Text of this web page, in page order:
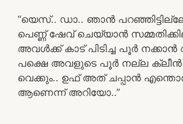
“യെസ്.. ഡാ.. ഞാൻ
പെണ്ണ് ഷേവ് ചെയ്യാൻ
അവൾക്ക് കാട് പിടിച്ച പൂർ
പക്ഷെ അവളുടെ പൂർ നല്ല ക്ലീൻ
വെക്കും.. ഉഫ് അത് ചപ്പാൻ
ആണെന്ന് അറിയോ..”